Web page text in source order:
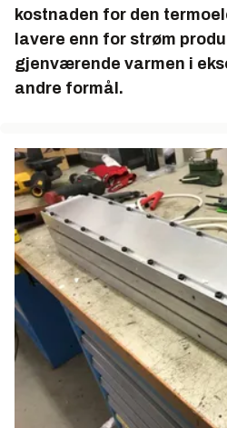
kostnaden for den
lavere enn for strøm
gjenværende varmen i
andre formål.